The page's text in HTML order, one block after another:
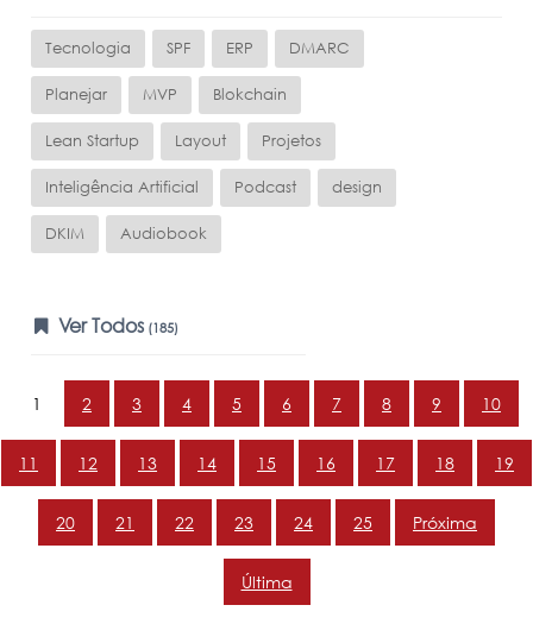
Tecnologia SPF ERP DMARC
Planejar MVP Blokchain
Lean Startup Layout Projetos
Inteligência Artificial Podcast design
DKIM Audiobook
Ver Todos (185)
1 2 3 4 5 6 7 8 9 10
11 12 13 14 15 16 17 18 19
20 21 22 23 24 25 Próxima
Última